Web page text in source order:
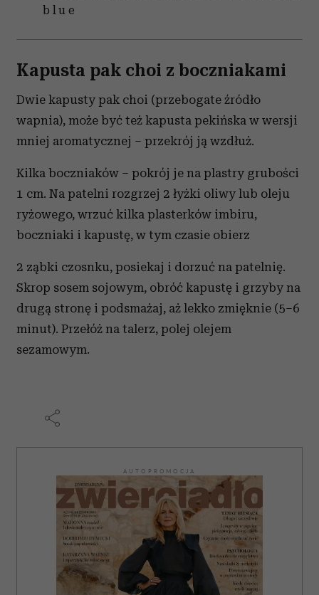
blue
Kapusta pak choi z boczniakami
Dwie kapusty pak choi (przebogate źródło
wapnia), może być też kapusta pekińska w wersji
mniej aromatycznej – przekrój ją wzdłuż.
Kilka boczniaków – pokrój je na plastry grubości
1 cm. Na patelni rozgrzej 2 łyżki oliwy lub oleju
ryżowego, wrzuć kilka plasterków imbiru,
boczniaki i kapustę, w tym czasie obierz
2 ząbki czosnku, posiekaj i dorzuć na patelnię.
Skrop sosem sojowym, obróć kapustę i grzyby na
drugą stronę i podsmażaj, aż lekko zmięknie (5–6
minut). Przełóż na talerz, polej olejem
sezamowym.
AUTOPROMOCJA